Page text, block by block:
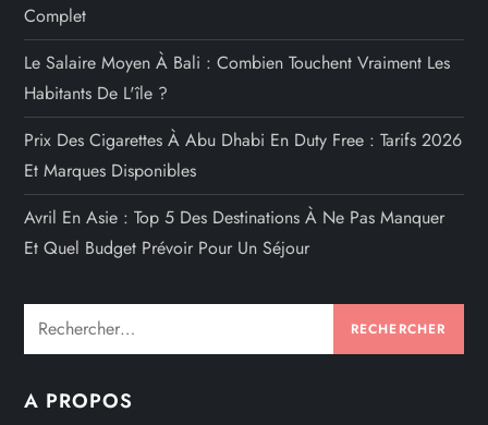
Complet
Le Salaire Moyen À Bali : Combien Touchent Vraiment Les
Habitants De L'île ?
Prix Des Cigarettes À Abu Dhabi En Duty Free : Tarifs 2026
Et Marques Disponibles
Avril En Asie : Top 5 Des Destinations À Ne Pas Manquer
Et Quel Budget Prévoir Pour Un Séjour
Rechercher :
A PROPOS